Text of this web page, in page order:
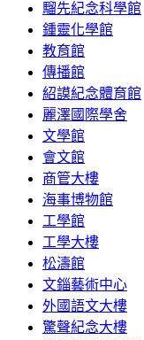
騮先紀念科學館
鍾靈化學館
教育館
傳播館
紹謨紀念體育館
麗澤國際學舍
文學館
會文館
商管大樓
海事博物館
工學館
工學大樓
松濤館
文錙藝術中心
外國語文大樓
驚聲紀念大樓